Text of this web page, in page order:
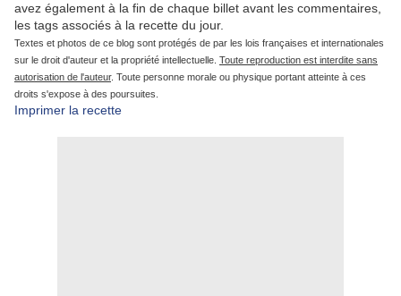
avez également à la fin de chaque billet avant les commentaires,
les tags associés à la recette du jour.
Textes et photos de ce blog sont protégés de par les lois françaises et internationales
sur le droit d'auteur et la propriété intellectuelle. Toute reproduction est interdite sans
autorisation de l'auteur. Toute personne morale ou physique portant atteinte à ces
droits s'expose à des poursuites.
Imprimer la recette